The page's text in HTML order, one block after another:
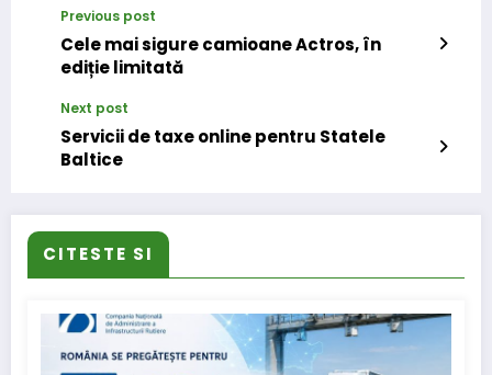
Previous post
Cele mai sigure camioane Actros, în
ediție limitată
Next post
Servicii de taxe online pentru Statele
Baltice
CITESTE SI